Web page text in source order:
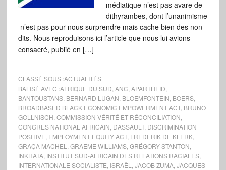
médiatique n’est pas avare de
dithyrambes, dont l’unanimisme
n’est pas pour nous surprendre mais cache bien des non-
dits. Nous reproduisons ici l’article que nous lui avions
consacré, publié en […]
CLASSÉ SOUS :ACTUALITÉS
BALISÉ AVEC :AFRIQUE DU SUD ANC APARTHEID
BANTOUSTANS, BERNARD LUGAN BLOEMFONTEIN BOERS,
BROADBASED BLACK ECONOMIC EMPOWERMENT ACT, BRUNO
GOLLNISCH COMMISSION VÉRITÉ ET RÉCONCILIATION
CONGRÈS NATIONAL AFRICAIN DASSAULT, DISCRIMINATION
POSITIVE EMPLOYMENT EQUITY ACT, FREDERIK DE KLERK,
GRAÇA MACHEL
GRAEME WILLIAMS, GRÉGORY STANTON
INKHATA, INSTITUT SUD-AFRICAIN DES RELATIONS RACIALES,
INTERNATIONALE SOCIALISTE ISRAËL JACOB ZUMA, JACQUES